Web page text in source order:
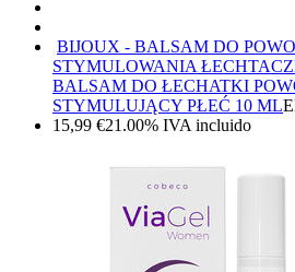
BIJOUX - BALSAM DO
STYMULOWANIA
BALSAM DO ŁECHATKI
STYMULUJĄCY PŁEĆ 10 ML
15,99 €21.00% IVA incluido